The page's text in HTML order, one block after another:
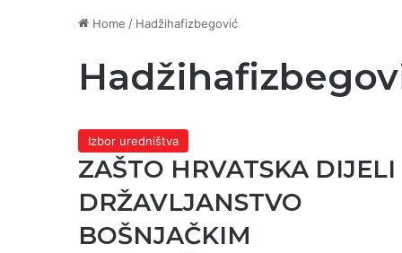
Home / Hadžihafizbegović
Izbor uredništva
ZAŠTO HRVATSKA DIJELI
DRŽAVLJANSTVO
BOŠNJAČKIM